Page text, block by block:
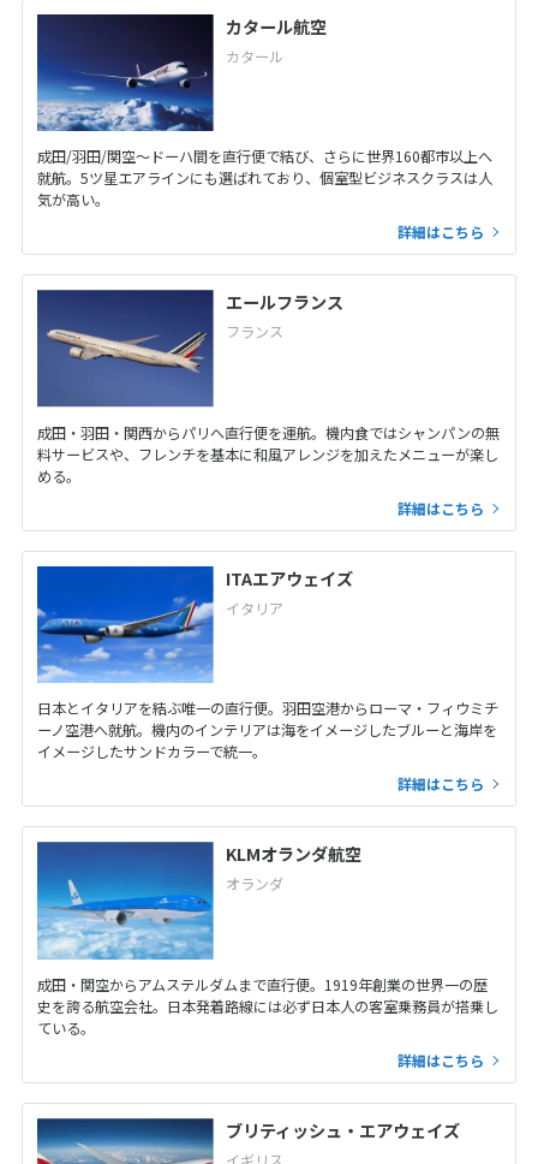
カタール航空
カタール
成田/羽田/関空～ドーハ間を直行便で結び、さらに世界160都市以上へ
就航。5ツ星エアラインにも選ばれており、個室型ビジネスクラスは人
気が高い。
詳細はこちら
エールフランス
フランス
成田・羽田・関西からパリへ直行便を運航。機内食ではシャンパンの無
料サービスや、フレンチを基本に和風アレンジを加えたメニューが楽し
める。
詳細はこちら
ITAエアウェイズ
イタリア
日本とイタリアを結ぶ唯一の直行便。羽田空港からローマ・フィウミチ
ーノ空港へ就航。機内のインテリアは海をイメージしたブルーと海岸を
イメージしたサンドカラーで統一。
詳細はこちら
KLMオランダ航空
オランダ
成田・関空からアムステルダムまで直行便。1919年創業の世界一の歴
史を誇る航空会社。日本発着路線には必ず日本人の客室乗務員が搭乗し
ている。
詳細はこちら
ブリティッシュ・エアウェイズ